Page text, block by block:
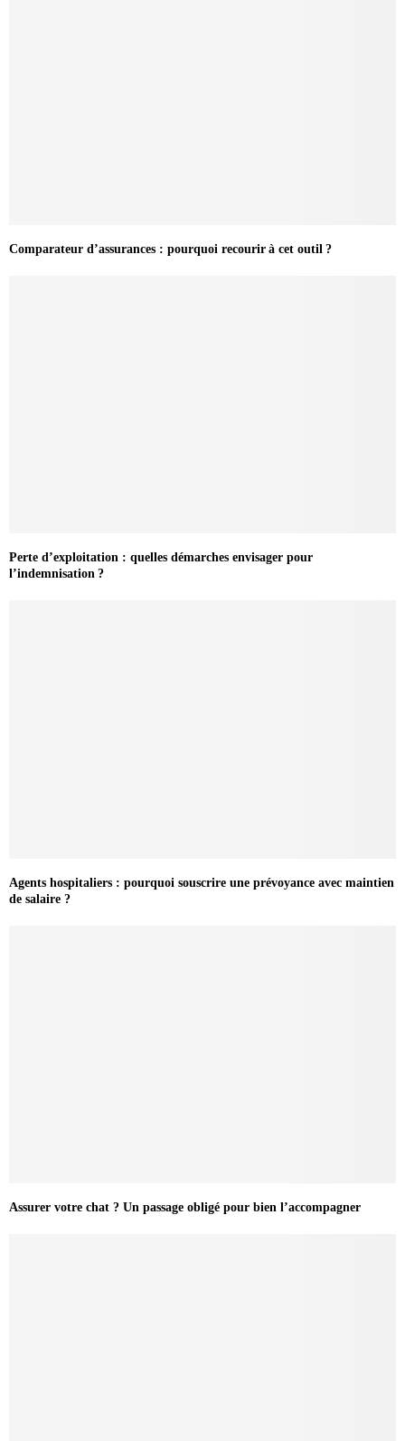
Comparateur d’assurances : pourquoi recourir à cet outil ?
Perte d’exploitation : quelles démarches envisager pour
l’indemnisation ?
Agents hospitaliers : pourquoi souscrire une prévoyance avec maintien
de salaire ?
Assurer votre chat ? Un passage obligé pour bien l’accompagner